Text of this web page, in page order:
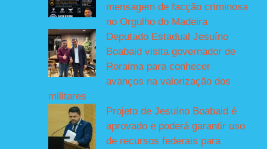
mensagem de facção criminosa
no Orgulho do Madeira
Deputado Estadual Jesuíno
Boabaid visita governador de
Roraima para conhecer
avanços na valorização dos
militares
Projeto de Jesuíno Boabaid é
aprovado e poderá garantir uso
de recursos federais para